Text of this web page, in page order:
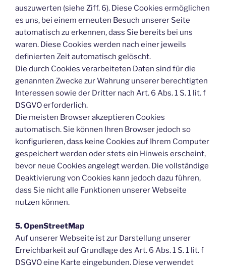
auszuwerten (siehe Ziff. 6). Diese Cookies ermöglichen
es uns, bei einem erneuten Besuch unserer Seite
automatisch zu erkennen, dass Sie bereits bei uns
waren. Diese Cookies werden nach einer jeweils
definierten Zeit automatisch gelöscht.
Die durch Cookies verarbeiteten Daten sind für die
genannten Zwecke zur Wahrung unserer berechtigten
Interessen sowie der Dritter nach Art. 6 Abs. 1 S. 1 lit. f
DSGVO erforderlich.
Die meisten Browser akzeptieren Cookies
automatisch. Sie können Ihren Browser jedoch so
konfigurieren, dass keine Cookies auf Ihrem Computer
gespeichert werden oder stets ein Hinweis erscheint,
bevor neue Cookies angelegt werden. Die vollständige
Deaktivierung von Cookies kann jedoch dazu führen,
dass Sie nicht alle Funktionen unserer Webseite
nutzen können.
5. OpenStreetMap
Auf unserer Webseite ist zur Darstellung unserer
Erreichbarkeit auf Grundlage des Art. 6 Abs. 1 S. 1 lit. f
DSGVO eine Karte eingebunden. Diese verwendet